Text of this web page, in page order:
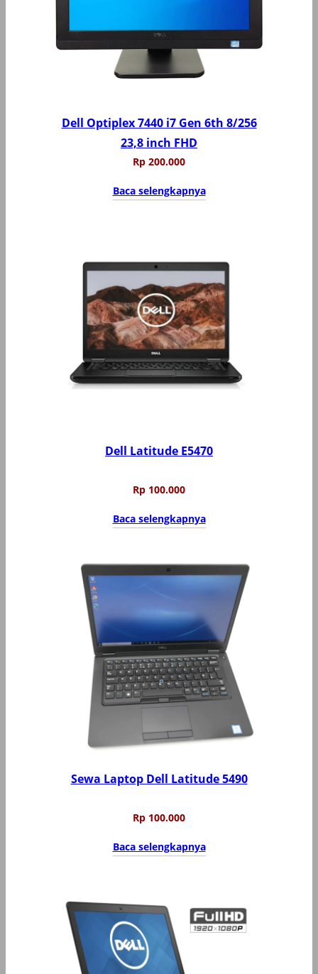
Dell Optiplex 7440 i7 Gen 6th 8/256
23,8 inch FHD
Rp 200.000
Baca selengkapnya
Dell Latitude E5470
Rp 100.000
Baca selengkapnya
Sewa Laptop Dell Latitude 5490
Rp 100.000
Baca selengkapnya